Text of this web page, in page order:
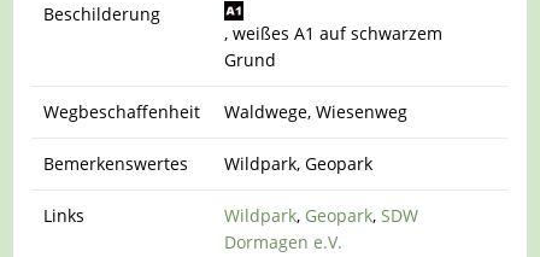
Beschilderung
, weißes A1 auf schwarzem
Grund
Wegbeschaffenheit Waldwege, Wiesenweg
Bemerkenswertes Wildpark, Geopark
Links Wildpark, Geopark,SDW
Dormagen e.V.